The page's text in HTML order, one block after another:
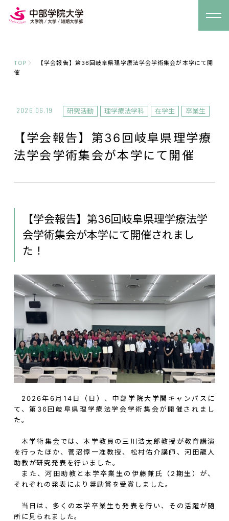
TOP
【学会報告】第36回岐阜県理学療法学会学術集会が本学にて開
催
2026.06.19 研究活動 理学療法学科 在学生 卒業生
【学会報告】第36回岐阜県理学療
法学会学術集会が本学にて開催
【学会報告】第36回岐阜県理学療法学
会学術集会が本学にて開催されまし
た！
2026年6月 14 日（日）、中部学院大学関キャンパスに
て、第 36回岐阜県理学療法学会学術集会が開催されまし
た。
本学術集会では、本学教員の三川浩太郎教授が教育講演
を行ったほか、菅沼惇一准教授、松村佑介講師、河田龍人
助教が研究発表を行いました。
また、河田助教と本学卒業生の伊藤兼氏（2 期生）が、
それぞれの発表により奨励賞を受賞しました。
当日は、多くの本学卒業生も発表を行い、その活躍が随
所に見られました。